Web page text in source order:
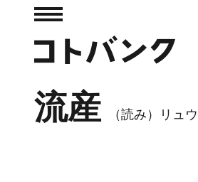
流産 （読み）リュ